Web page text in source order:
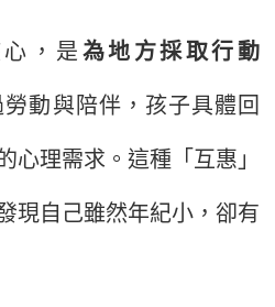
，是 為地方採取行動
勞動與陪伴，孩子具體回
心理需求。這種「互惠」
現自己雖然年紀小，卻有